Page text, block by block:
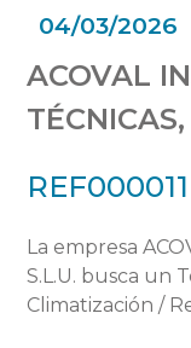
04/03/2026
ACOVAL
REF000011
La empresa
S.L.U. busca un
Climatización /